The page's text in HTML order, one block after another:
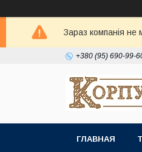
Зараз компанія не
+380 (95) 690-99-
ГЛАВНАЯ